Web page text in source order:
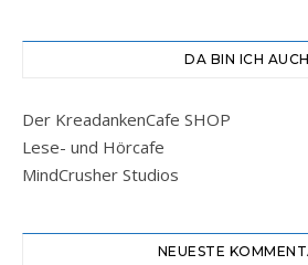
DA BIN ICH AUCH
Der KreadankenCafe SHOP
Lese- und Hörcafe
MindCrusher Studios
NEUESTE